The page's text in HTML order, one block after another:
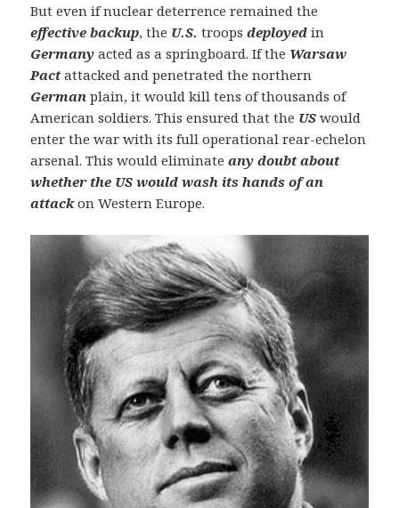
But even if nuclear deterrence remained the
effective backup, the U.S. troopsdeployed in
Germany acted as a springboard. If the Warsaw
Pactattacked and penetrated the northern
German plain, it would kill tens of thousands of
American soldiers. This ensured that the US would
enter the war with its full operational rear-echelon
arsenal. This would eliminateany doubt about
whether the US would wash its hands of an
attackon Western Europe.